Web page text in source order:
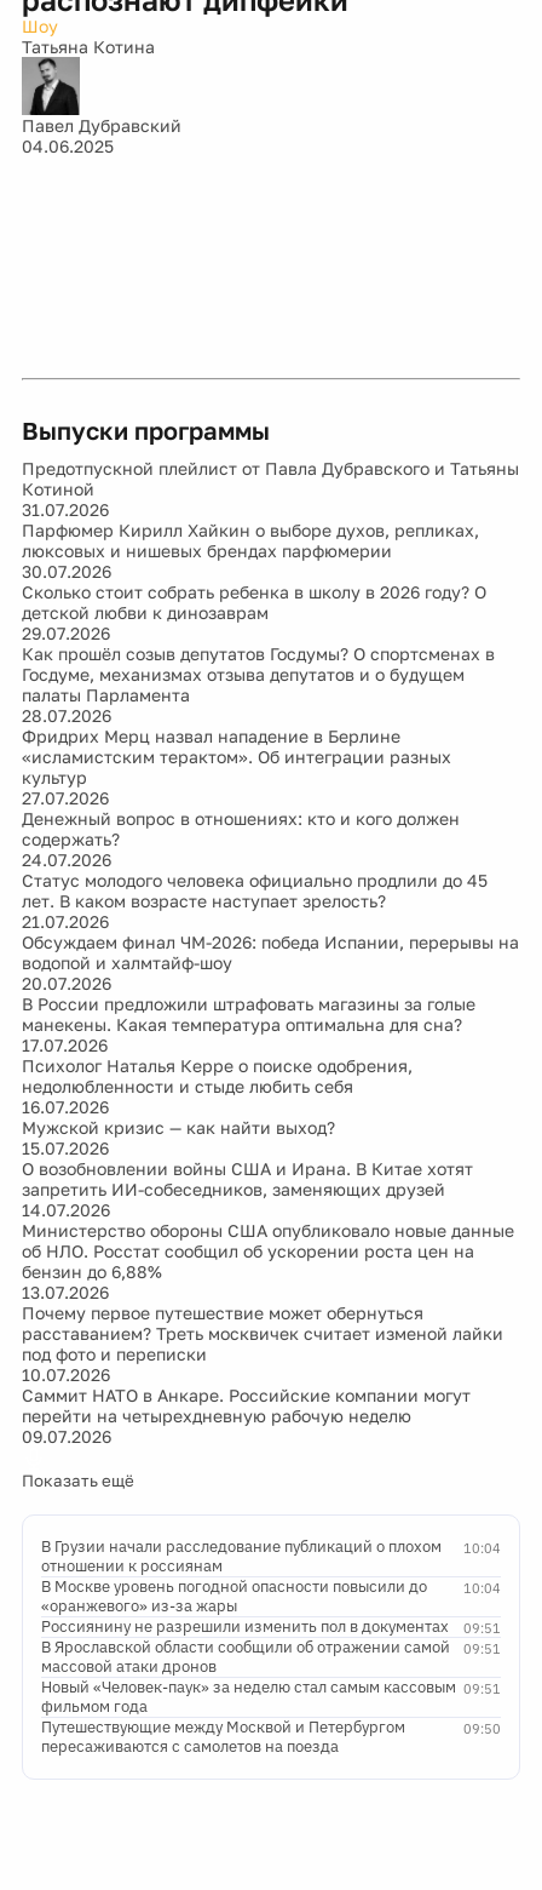
Шоу
Татьяна Котина
Павел Дубравский
04.06.2025
Выпуски программы
Предотпускной плейлист от Павла Дубравского и Татьяны
Котиной
31.07.2026
Парфюмер Кирилл Хайкин о выборе духов, репликах,
люксовых и нишевых брендах парфюмерии
30.07.2026
Сколько стоит собрать ребенка в школу в 2026 году? О
детской любви к динозаврам
29.07.2026
Как прошёл созыв депутатов Госдумы? О спортсменах в
Госдуме, механизмах отзыва депутатов и о будущем
палаты Парламента
28.07.2026
Фридрих Мерц назвал нападение в Берлине
«исламистским терактом». Об интеграции разных
культур
27.07.2026
Денежный вопрос в отношениях: кто и кого должен
содержать?
24.07.2026
Статус молодого человека официально продлили до 45
лет. В каком возрасте наступает зрелость?
21.07.2026
Обсуждаем финал ЧМ-2026: победа Испании, перерывы на
водопой и халмтайф-шоу
20.07.2026
В России предложили штрафовать магазины за голые
манекены. Какая температура оптимальна для сна?
17.07.2026
Психолог Наталья Керре о поиске одобрения,
недолюбленности и стыде любить себя
16.07.2026
Мужской кризис — как найти выход?
15.07.2026
О возобновлении войны США и Ирана. В Китае хотят
запретить ИИ-собеседников, заменяющих друзей
14.07.2026
Министерство обороны США опубликовало новые данные
об НЛО. Росстат сообщил об ускорении роста цен на
бензин до 6,88%
13.07.2026
Почему первое путешествие может обернуться
расставанием? Треть москвичек считает изменой лайки
под фото и переписки
10.07.2026
Саммит НАТО в Анкаре. Российские компании могут
перейти на четырехдневную рабочую неделю
09.07.2026
Показать ещё
10:04
В Грузии начали расследование публикаций о плохом
отношении к россиянам
10:04
В Москве уровень погодной опасности повысили до
«оранжевого» из-за жары
09:51
Россиянину не разрешили изменить пол в документах
09:51
В Ярославской области сообщили об отражении самой
массовой атаки дронов
09:51
Новый «Человек-паук» за неделю стал самым кассовым
фильмом года
09:50
Путешествующие между Москвой и Петербургом
пересаживаются с самолетов на поезда